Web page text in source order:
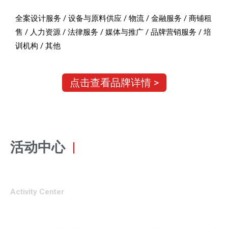
全案设计服务 / 设备与原料供应 / 物流 / 金融服务 / 商铺租
售 / 人力资源 / 法律服务 / 媒体与推广 / 品牌营销服务 / 培
训机构 / 其他
点击查看品牌详情 >
活动中心 |
Activity Center